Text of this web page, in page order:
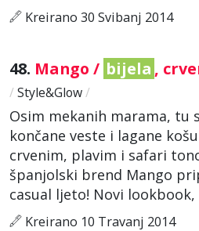
Kreirano 30 Svibanj 2014
48. Mango / bijela ,
/ Style&Glow/
Osim mekanih marama, tu
končane veste i lagane
crvenim, plavim i safari
španjolski brend Mango
casual ljeto! Novi lookbook,
Kreirano 10 Travanj 2014